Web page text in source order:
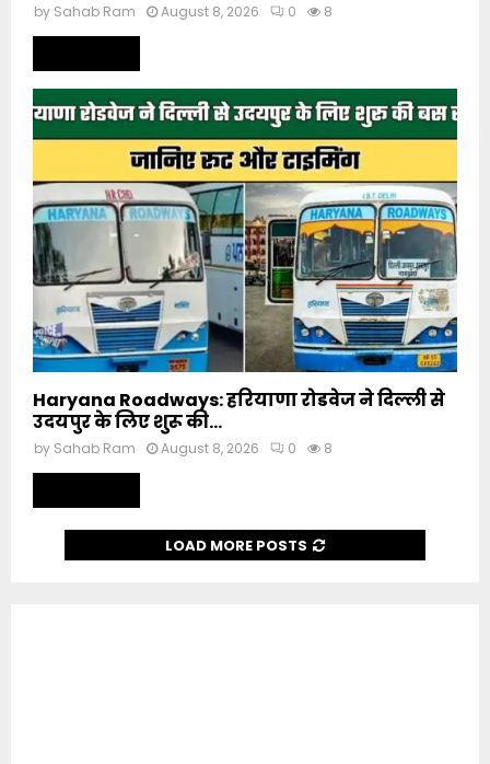
by Sahab Ram August 8, 2026 0 8
Haryana Roadways: हरियाणा रोडवेज ने दिल्ली से
उदयपुर के लिए शुरू की...
by Sahab Ram August 8, 2026 0 8
LOAD MORE POSTS